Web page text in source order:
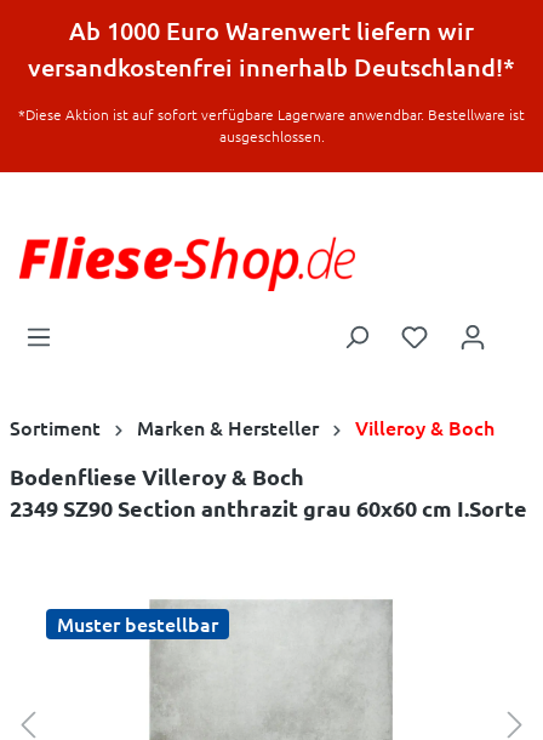
springen
Ab 1000 Euro Warenwert liefern wir
versandkostenfrei innerhalb Deutschland!*
*Diese Aktion ist auf sofort verfügbare Lagerware anwendbar. Bestellware ist
ausgeschlossen.
Sortiment Marken & Hersteller Villeroy & Boch
Bodenfliese Villeroy & Boch
2349 SZ90 Section anthrazit grau 60x60 cm I.Sorte
Muster bestellbar